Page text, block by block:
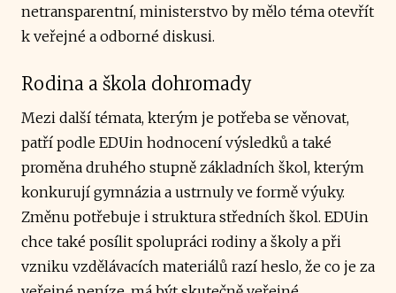
netransparentní, ministerstvo by mělo téma otevřít
k veřejné a odborné diskusi.
Rodina a škola dohromady
Mezi další témata, kterým je potřeba se věnovat,
patří podle EDUin hodnocení výsledků a také
proměna druhého stupně základních škol, kterým
konkurují gymnázia a ustrnuly ve formě výuky.
Změnu potřebuje i struktura středních škol. EDUin
chce také posílit spolupráci rodiny a školy a při
vzniku vzdělávacích materiálů razí heslo, že co je za